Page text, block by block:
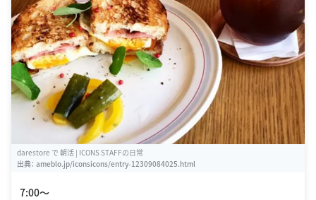
darestore で 朝活 | ICONS STAFFの日常
出典： ameblo.jp/iconsicons/entry-12309084025.html
7:00〜